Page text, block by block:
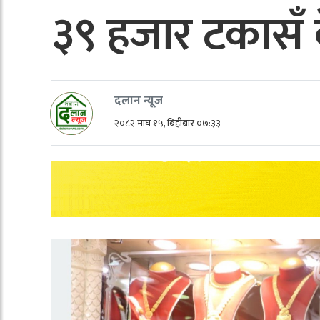
३९ हजार
दलान न्यूज
२०८२ माघ १५, बिहीबार ०७:३३